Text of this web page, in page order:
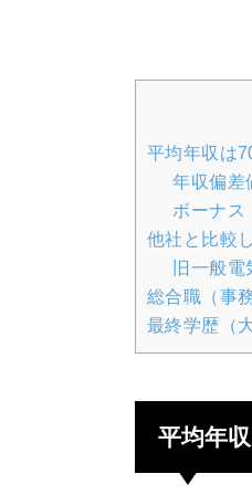
平均年収は
年収偏差
ボーナス
他社と比較
旧一般
総合職（事
最終学歴（
平均年